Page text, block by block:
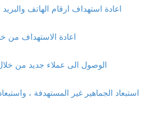
اعادة استهداف ارقام الهاتف والبريد
اعادة الاستهداف من خلال
الوصول الى عملاء جديد من خلال
استبعاد الجماهير غير المستهدفة ،